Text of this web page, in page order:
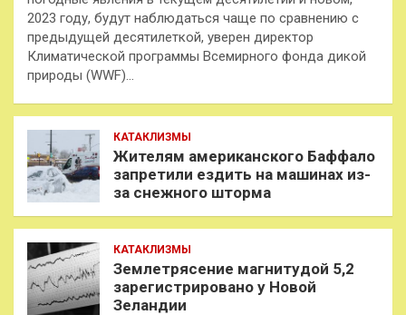
2023 году, будут наблюдаться чаще по сравнению с
предыдущей десятилеткой, уверен директор
Климатической программы Всемирного фонда дикой
природы (WWF)…
КАТАКЛИЗМЫ
Жителям американского Баффало
запретили ездить на машинах из-
за снежного шторма
КАТАКЛИЗМЫ
Землетрясение магнитудой 5,2
зарегистрировано у Новой
Зеландии